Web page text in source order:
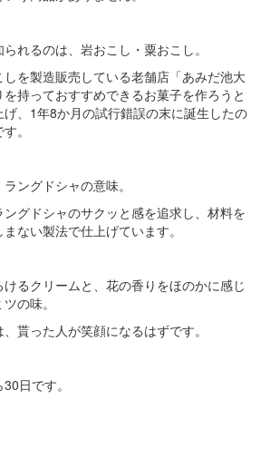
れるのは、岩おこし・粟おこし。
を製造販売している老舗店「あみだ池大
持っておすすめできるお菓子を作ろうと
、1年8か月の試行錯誤の末に誕生したの
。
ングドシャの意味。
グドシャのサクッと感を追求し、材料を
ない製法で仕上げています。
るクリームと、花の香りをほのかに感じ
の味。
貰った人が笑顔になるはずです。
日です。